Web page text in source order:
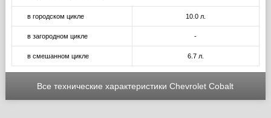
в городском цикле 10.0 л.
в загородном цикле -
в смешанном цикле 6.7 л.
Все технические характеристики Chevrolet Cobalt